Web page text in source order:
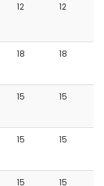
12 12
18 18
15 15
15 15
15 15